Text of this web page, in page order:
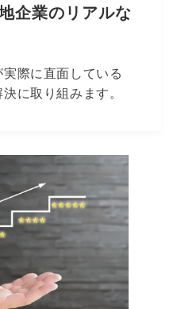
企業のリアルな
際に直面している
に取り組みます。